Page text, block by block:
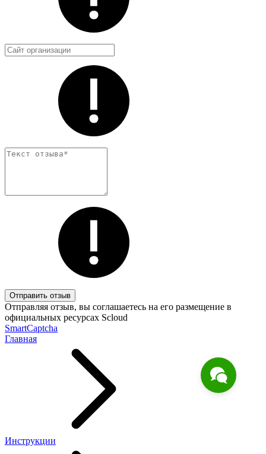
Отправить отзыв
Отправляя отзыв, вы соглашаетесь на его размещение в
официальных ресурсах Scloud
SmartCaptcha
Главная
Инструкции